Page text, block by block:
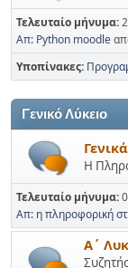
Τελευταίο μήνυμα:
Απ: Python moodle
Υποπίνακες
Γενικό Λύκειο
Γενικά
Η
Τελευταίο μήνυμα:
Απ: η πληροφορική
Α΄